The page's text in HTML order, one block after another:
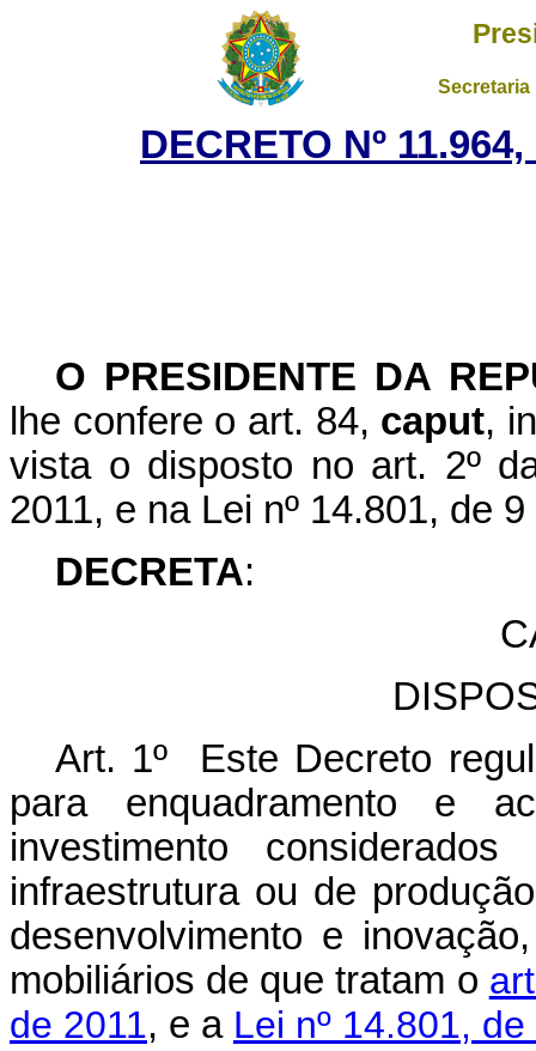
DECRETO Nº
O PRESIDENTE DA
lhe confere o art. 84, caput,
vista o disposto no art. 2º
2011, e na Lei nº 14.801, de
DECRETA:
Art. 1º Este Decreto
para enquadramento e
investimento
infraestrutura ou de
desenvolvimento e
mobiliários de que tratam o
de 2011, e a Lei nº 14.801,